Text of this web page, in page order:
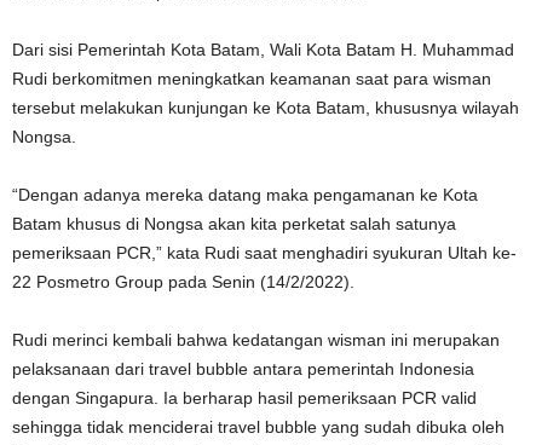
Dari sisi Pemerintah Kota Batam, Wali Kota Batam H. Muhammad
Rudi berkomitmen meningkatkan keamanan saat para wisman
tersebut melakukan kunjungan ke Kota Batam, khususnya wilayah
Nongsa.
“Dengan adanya mereka datang maka pengamanan ke Kota
Batam khusus di Nongsa akan kita perketat salah satunya
pemeriksaan PCR,” kata Rudi saat menghadiri syukuran Ultah ke-
22 Posmetro Group pada Senin (14/2/2022).
Rudi merinci kembali bahwa kedatangan wisman ini merupakan
pelaksanaan dari travel bubble antara pemerintah Indonesia
dengan Singapura. Ia berharap hasil pemeriksaan PCR valid
sehingga tidak menciderai travel bubble yang sudah dibuka oleh